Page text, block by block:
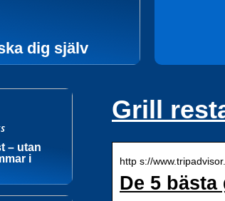
dig själv
Grill
http s://
De 5
– utan
i